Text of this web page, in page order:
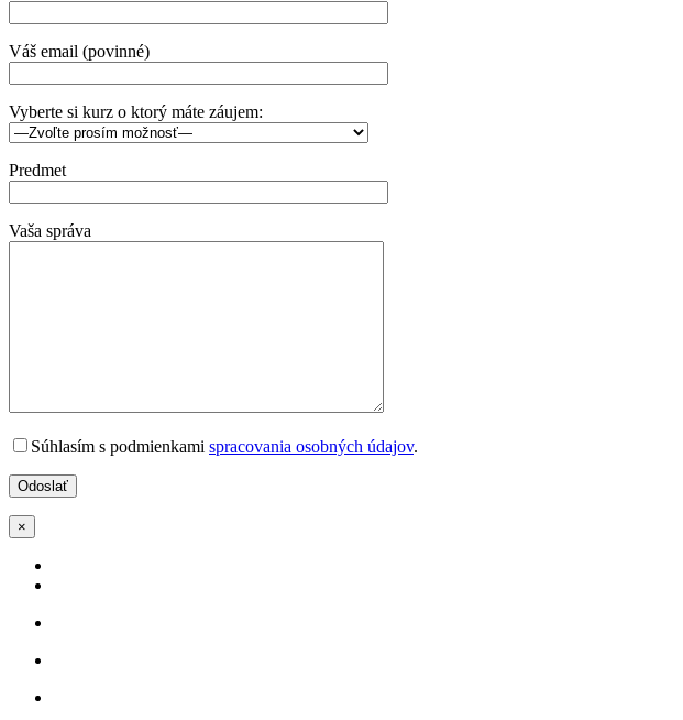
Váš email (povinné)
Vyberte si kurz o ktorý máte záujem:
Predmet
Vaša správa
Súhlasím s podmienkami spracovania osobných údajov.
×